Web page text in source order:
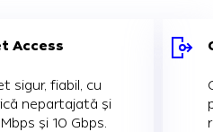
Access
sigur, fiabil, cu
nepartajată și
și 10 Gbps.